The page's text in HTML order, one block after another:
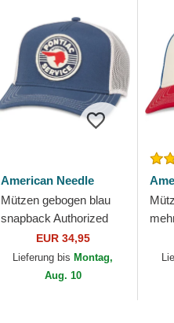
American Needle
Mützen gebogen blau
snapback Authorized
Service Valin von
American Needle
EUR 34,95
Lieferung bis Montag,
Aug. 10